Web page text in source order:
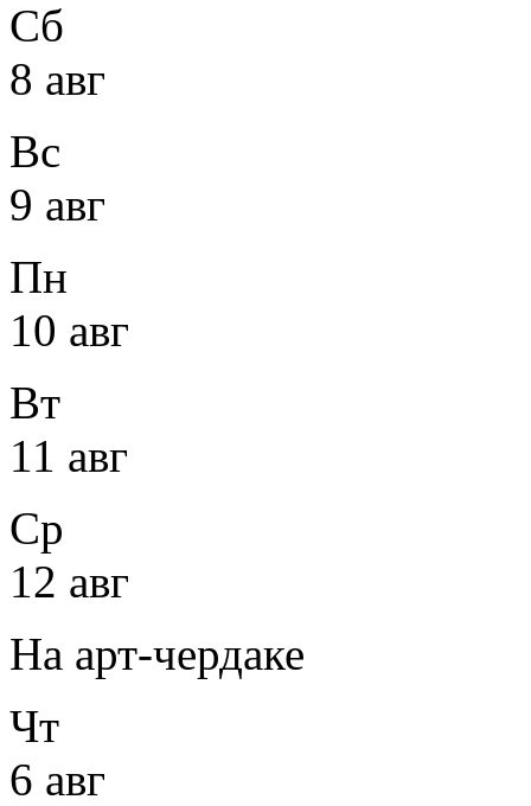
Сб
8 авг
Вс
9 авг
Пн
10 авг
Вт
11 авг
Ср
12 авг
На арт-чердаке
Чт
6 авг